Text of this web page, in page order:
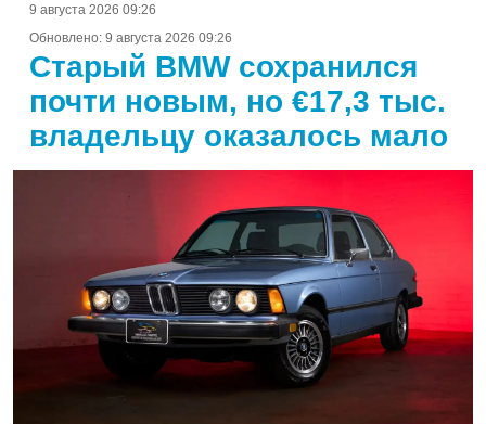
9 августа 2026 09:26
Обновлено: 9 августа 2026 09:26
Старый BMW сохранился
почти новым, но €17,3 тыс.
владельцу оказалось мало